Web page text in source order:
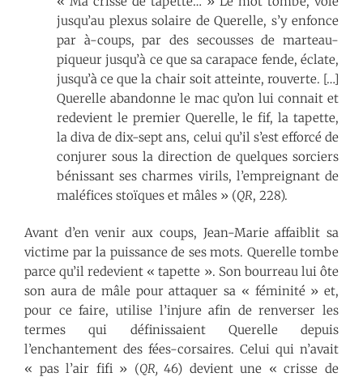
jusqu’au plexus solaire de Querelle, s’y enfonce
par à-coups, par des secousses de marteau-
piqueur jusqu’à ce que sa carapace fende, éclate,
jusqu’à ce que la chair soit atteinte, rouverte. […]
Querelle abandonne le mac qu’on lui connait et
redevient le premier Querelle, le fif, la tapette,
la diva de dix-sept ans, celui qu’il s’est efforcé de
conjurer sous la direction de quelques sorciers
bénissant ses charmes virils, l’empreignant de
maléfices stoïques et mâles » (QR, 228).
Avant d’en venir aux coups, Jean-Marie affaiblit sa
victime par la puissance de ses mots. Querelle tombe
parce qu’il redevient « tapette ». Son bourreau lui ôte
son aura de mâle pour attaquer sa « féminité » et,
pour ce faire, utilise l’injure afin de renverser les
termes qui définissaient Querelle depuis
l’enchantement des fées-corsaires. Celui qui n’avait
« pas l’air fifi » (QR,46) devient une « crisse de